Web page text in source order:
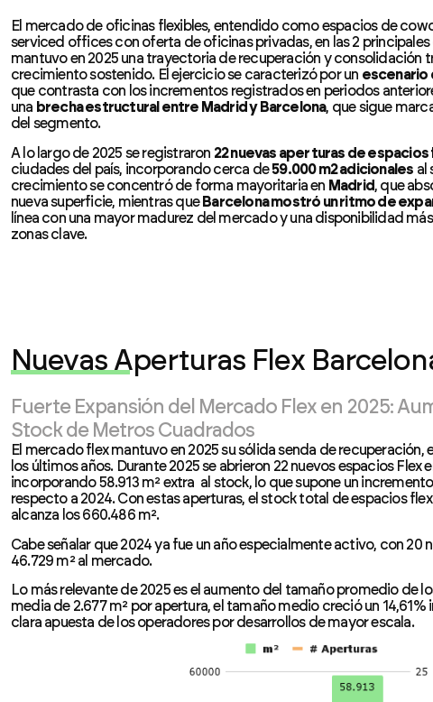
El mercado de oficinas flexibles, entendido como espacios de
serviced offices con oferta de oficinas privadas, en las 2
mantuvo en 2025 una trayectoria de recuperación y consolidación
crecimiento sostenido. El ejercicio se caracterizó por un escenario
que contrasta con los incrementos registrados en periodos
una brecha estructural entre Madrid y Barcelona, que sigue
del segmento.
A lo largo de 2025 se registraron 22 nuevas aperturas de espacios
ciudades del país, incorporando cerca de59.000 m2 adicionales al
crecimiento se concentró de forma mayoritaria en Madrid, que
nueva superficie, mientras que Barcelona mostró un ritmo de
línea con una mayor madurez del mercado y una disponibilidad
zonas clave.
Nuevas Aperturas Flex
Fuerte Expansión del Mercado Flex en 2025:
Stock de Metros Cuadrados
El mercado flex mantuvo en 2025 su sólida senda de recuperación,
los últimos años. Durante 2025 se abrieron 22 nuevos espacios Flex
incorporando 58.913 m² extra al stock, lo que supone un
respecto a 2024. Con estas aperturas, el stock total de espacios
alcanza los 660.486 m².
Cabe señalar que 2024 ya fue un año especialmente activo, con 20
46.729 m² al mercado.
Lo más relevante de 2025 es el aumento del tamaño promedio de
media de 2.677 m² por apertura, el tamaño medio creció un 14,61%
clara apuesta de los operadores por desarrollos de mayor escala.